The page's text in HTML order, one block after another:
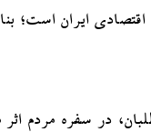
ایران است؛
در سفره مردم اثر